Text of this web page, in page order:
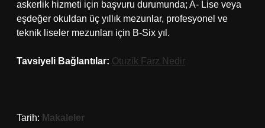
askerlik hizmeti için başvuru durumunda; A- Lise veya
eşdeğer okuldan üç yıllık mezunlar, profesyonel ve
teknik liseler mezunları için B-Six yıl.
Tavsiyeli Bağlantılar: Otuzik Farz Nedir
Tarih: Makaleler